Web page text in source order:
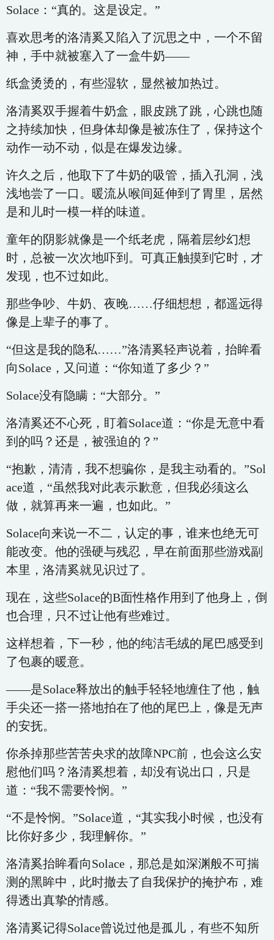
Solace：“真的。这是设定。”
喜欢思考的洛清奚又陷入了沉思之中，一个不留
神，手中就被塞入了一盒牛奶——
纸盒烫烫的，有些湿软，显然被加热过。
洛清奚双手握着牛奶盒，眼皮跳了跳，心跳也随
之持续加快，但身体却像是被冻住了，保持这个
动作一动不动，似是在爆发边缘。
许久之后，他取下了牛奶的吸管，插入孔洞，浅
浅地尝了一口。暖流从喉间延伸到了胃里，居然
是和儿时一模一样的味道。
童年的阴影就像是一个纸老虎，隔着层纱幻想
时，总被一次次地吓到。可真正触摸到它时，才
发现，也不过如此。
那些争吵、牛奶、夜晚……仔细想想，都遥远得
像是上辈子的事了。
“但这是我的隐私……”洛清奚轻声说着，抬眸看
向Solace，又问道：“你知道了多少？”
Solace没有隐瞒：“大部分。”
洛清奚还不心死，盯着Solace道：“你是无意中看
到的吗？还是，被强迫的？”
“抱歉，清清，我不想骗你，是我主动看的。”Sol
ace道，“虽然我对此表示歉意，但我必须这么
做，就算再来一遍，也如此。”
Solace向来说一不二，认定的事，谁来也绝无可
能改变。他的强硬与残忍，早在前面那些游戏副
本里，洛清奚就见识过了。
现在，这些Solace的B面性格作用到了他身上，倒
也合理，只不过让他有些难过。
这样想着，下一秒，他的纯洁毛绒的尾巴感受到
了包裹的暖意。
——是Solace释放出的触手轻轻地缠住了他，触
手尖还一搭一搭地拍在了他的尾巴上，像是无声
的安抚。
你杀掉那些苦苦央求的故障NPC前，也会这么安
慰他们吗？洛清奚想着，却没有说出口，只是
道：“我不需要怜悯。”
“不是怜悯。”Solace道，“其实我小时候，也没有
比你好多少，我理解你。”
洛清奚抬眸看向Solace，那总是如深渊般不可揣
测的黑眸中，此时撤去了自我保护的掩护布，难
得透出真挚的情感。
洛清奚记得Solace曾说过他是孤儿，有些不知所